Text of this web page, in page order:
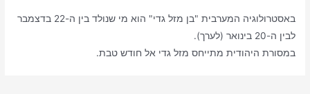
באסטרולוגיה המערבית "בן מזל גדי" הוא מי שנולד בין ה-22 בדצמבר
לבין ה-20 בינואר (לערך).
במסורת היהודית מתייחס מזל גדי אל חודש טבת.